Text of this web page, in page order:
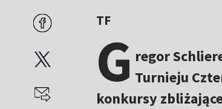
TF
G regor
Turnieju
konkursy